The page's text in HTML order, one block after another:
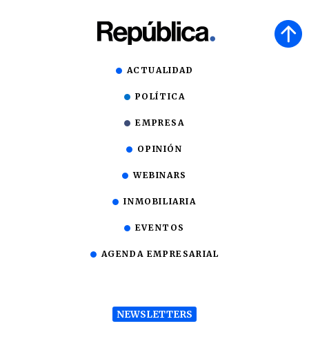
ACTUALIDAD
POLÍTICA
EMPRESA
OPINIÓN
WEBINARS
INMOBILIARIA
EVENTOS
AGENDA EMPRESARIAL
NEWSLETTERS